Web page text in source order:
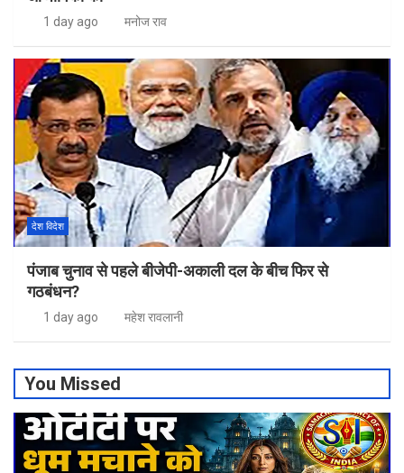
1 day ago मनोज राव
देश विदेश
पंजाब चुनाव से पहले बीजेपी-अकाली दल के बीच फिर से
गठबंधन?
1 day ago महेश रावलानी
You Missed